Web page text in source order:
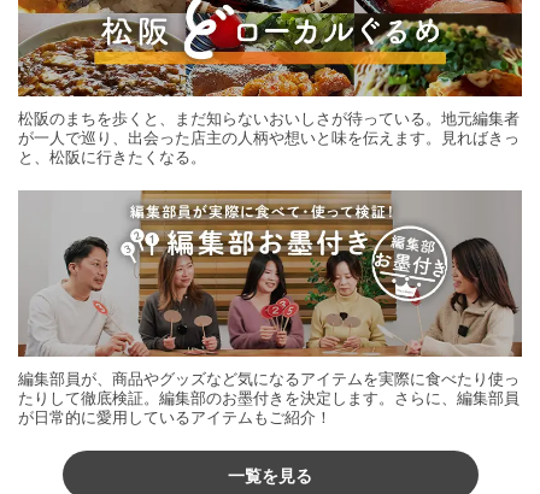
松阪のまちを歩くと、まだ知らないおいしさが待っている。地元編集者
が一人で巡り、出会った店主の人柄や想いと味を伝えます。見ればきっ
と、松阪に行きたくなる。
編集部員が、商品やグッズなど気になるアイテムを実際に食べたり使っ
たりして徹底検証。編集部のお墨付きを決定します。さらに、編集部員
が日常的に愛用しているアイテムもご紹介！
一覧を見る